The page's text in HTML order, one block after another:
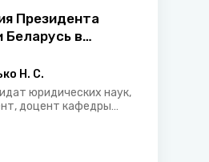
Президента
Беларусь в
Н. С.
юридических наук,
доцент кафедры